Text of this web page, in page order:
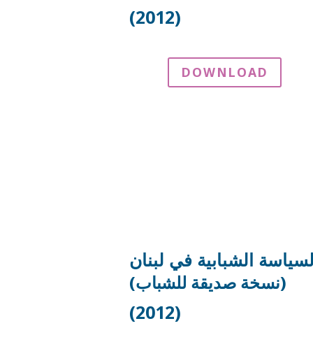
(2012)
DOWNLOAD
الشبابية في لبنان
(نسخة صديقة للشباب)
(2012)